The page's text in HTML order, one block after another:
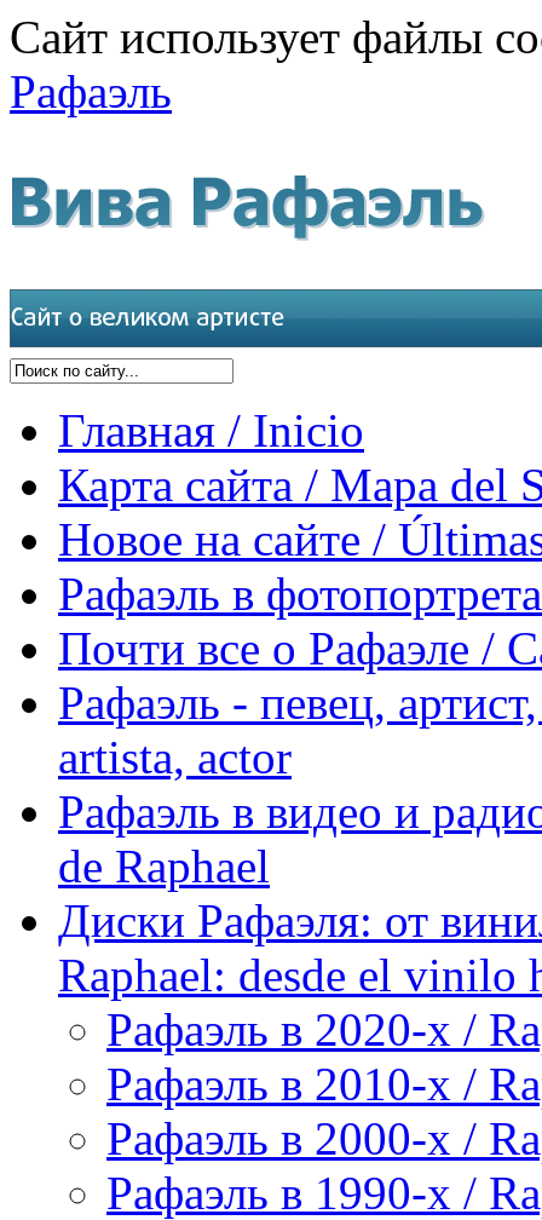
Сайт использует файлы
Рафаэль
Главная / Inicio
Карта сайта / Mapa del
Новое на сайте /
Рафаэль в
Почти все о Рафаэле /
Рафаэль - певец,
artista, actor
Рафаэль в видео и
de Raphael
Диски Рафаэля: от
Raphael: desde el vinilo
Рафаэль в 2020-х /
Рафаэль в 2010-х /
Рафаэль в 2000-х /
Рафаэль в 1990-х /